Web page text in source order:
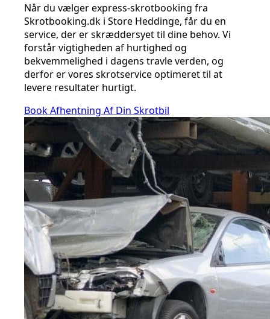
Når du vælger express-skrotbooking fra
Skrotbooking.dk i Store Heddinge, får du en
service, der er skræddersyet til dine behov. Vi
forstår vigtigheden af hurtighed og
bekvemmelighed i dagens travle verden, og
derfor er vores skrotservice optimeret til at
levere resultater hurtigt.
Book Afhentning Af Din Skrotbil